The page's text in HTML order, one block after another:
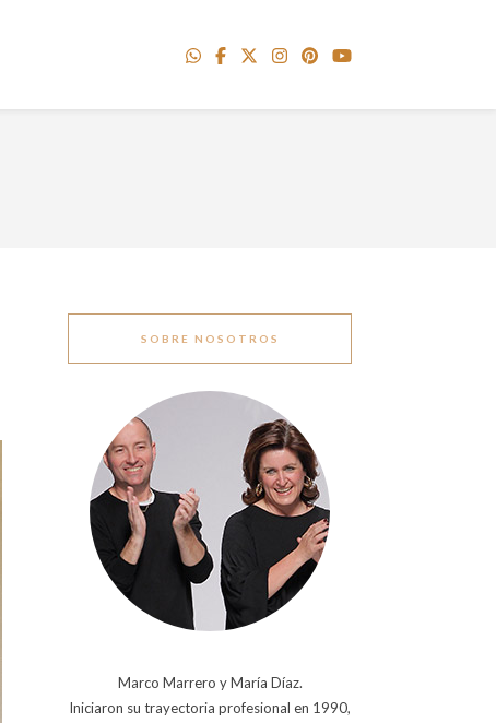
SOBRE NOSOTROS
Marco Marrero y María Díaz.
Iniciaron su trayectoria profesional en 1990,